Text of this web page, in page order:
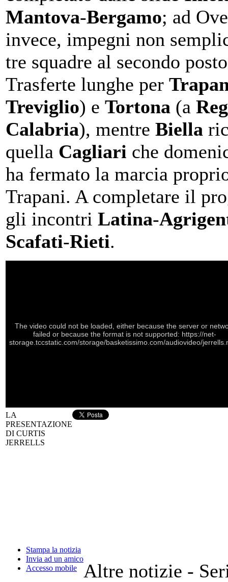
Mantova-Bergamo; ad
invece, impegni non
tre squadre al secondo
Trasferte lunghe per
Treviglio) e Tortona (a
Calabria), mentre Biella
quella Cagliari che
ha fermato la marcia
Trapani. A completare il
gli incontri Latina-
Scafati-Rieti.
The video could not be loaded, either because the server or
failed or because the format is not supported: https://net-
storage.tccstatic.com/storage/basketissimo.com/audiovideo/
LA
PRESENTAZIONE
DI CURTIS
JERRELLS
Stampa la notizia
Invia ad un amico
Accesso mobile
Altre notizie -